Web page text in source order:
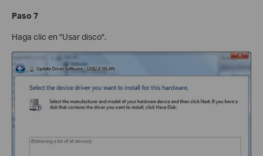
Paso 7
Haga clic en "Usar disco".